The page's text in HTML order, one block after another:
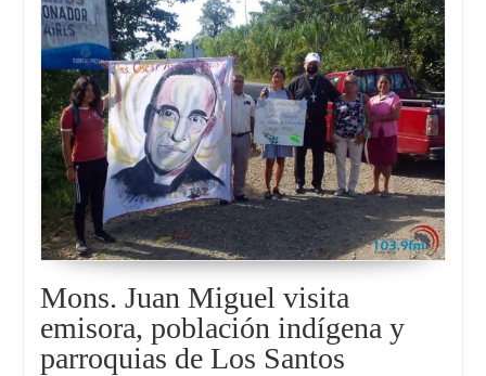
Mons. Juan Miguel visita
emisora, población indígena y
parroquias de Los Santos